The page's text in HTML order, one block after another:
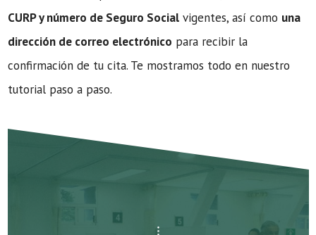
CURP y número de Seguro Social vigentes, así como una
dirección de correo electrónico para recibir la
confirmación de tu cita. Te mostramos todo en nuestro
tutorial paso a paso.